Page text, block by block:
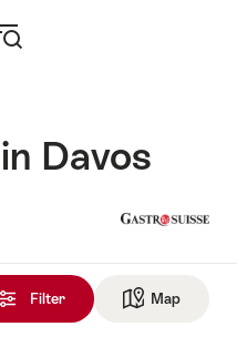
Davos
Filter Map